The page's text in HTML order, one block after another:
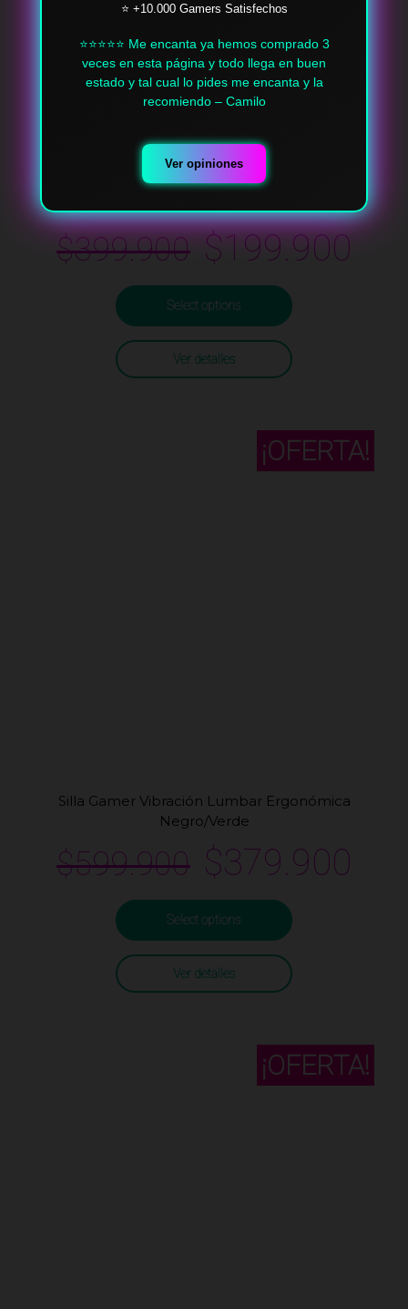
⭐ +10.000 Gamers Satisfechos
⭐⭐⭐⭐⭐ Me encanta ya hemos comprado 3
veces en esta página y todo llega en buen
estado y tal cual lo pides me encanta y la
recomiendo – Camilo
Ver opiniones
$399.900 $199.900
Select options
Ver detalles
¡OFERTA!
Silla Gamer Vibración Lumbar Ergonómica
Negro/Verde
$599.900 $379.900
Select options
Ver detalles
¡OFERTA!